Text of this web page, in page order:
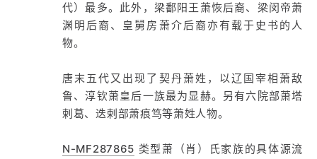
代）最多。此外，梁鄱阳王萧恢后裔、梁闵帝萧
渊明后裔、皇舅房萧介后裔亦有载于史书的人
物。
唐末五代又出现了契丹萧姓，以辽国宰相萧敌
鲁、淳钦萧皇后一族最为显赫。另有六院部萧塔
剌葛、迭剌部萧痕笃等萧姓人物。
N-MF287865 类型萧（肖）氏家族的具体源流